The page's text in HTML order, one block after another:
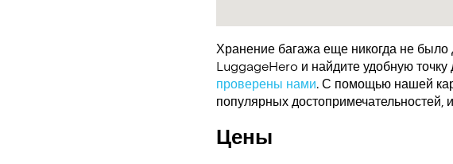
Хранение багажа еще никогда не
LuggageHero и найдите удобную точку
проверены нами. С помощью нашей
популярных достопримечательностей,
Цены